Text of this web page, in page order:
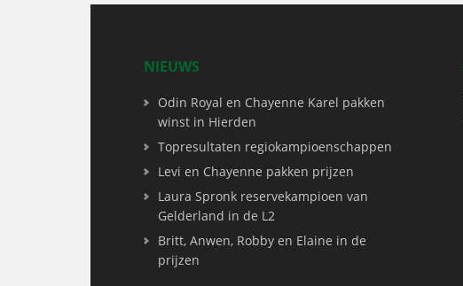
NIEUWS
Odin Royal en Chayenne Karel pakken
winst in Hierden
Topresultaten regiokampioenschappen
Levi en Chayenne pakken prijzen
Laura Spronk reservekampioen van
Gelderland in de L2
Britt, Anwen, Robby en Elaine in de
prijzen